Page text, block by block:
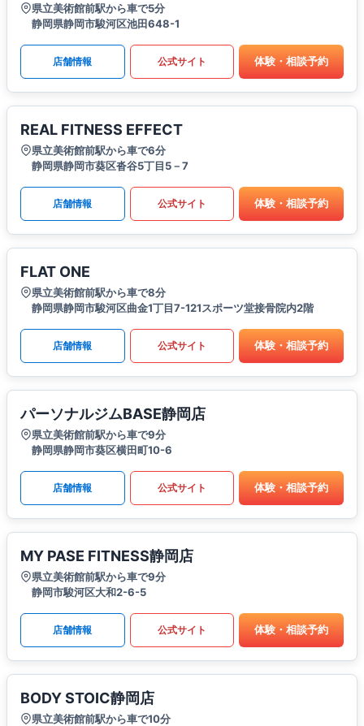
県立美術館前駅から車で5分
静岡県静岡市駿河区池田648-1
店舗情報 公式サイト 体験・相談予約
REAL FITNESS EFFECT
県立美術館前駅から車で6分
静岡県静岡市葵区沓谷5丁目5－7
店舗情報 公式サイト 体験・相談予約
FLAT ONE
県立美術館前駅から車で8分
静岡県静岡市駿河区曲金1丁目7-121スポーツ堂接骨院内2階
店舗情報 公式サイト 体験・相談予約
パーソナルジムBASE静岡店
県立美術館前駅から車で9分
静岡県静岡市葵区横田町10-6
店舗情報 公式サイト 体験・相談予約
MY PASE FITNESS静岡店
県立美術館前駅から車で9分
静岡市駿河区大和2-6-5
店舗情報 公式サイト 体験・相談予約
BODY STOIC静岡店
県立美術館前駅から車で10分